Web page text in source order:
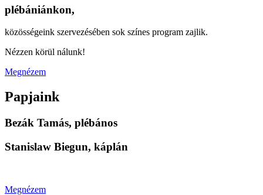
plébániánkon,
közösségeink szervezésében sok színes program zajlik.
Nézzen körül nálunk!
Megnézem
Papjaink
Bezák Tamás, plébános
Stanislaw Biegun, káplán
Megnézem